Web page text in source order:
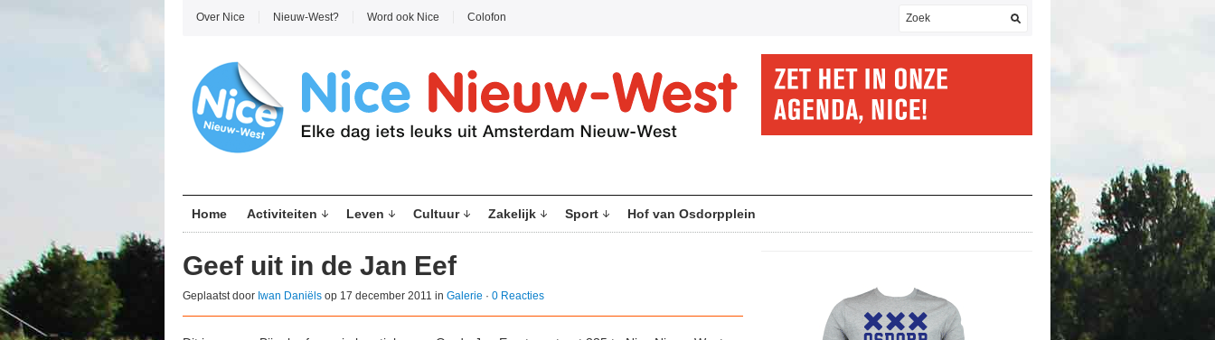
Over Nice Nieuw-West? Word ook Nice Colofon
Home Activiteiten Leven Cultuur Zakelijk Sport Hof van Osdorpplein
Geef uit in de Jan Eef
Geplaatst door Iwan Daniëls op 17 december 2011 in Galerie · 0 Reacties